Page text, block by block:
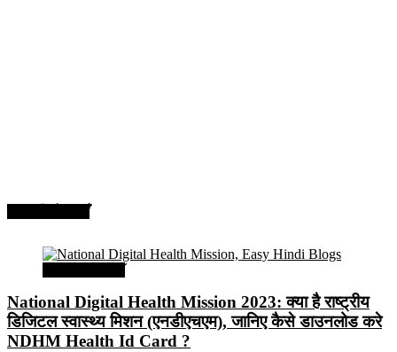
National Digital Health Mission 2023: क्या है राष्ट्रीय
डिजिटल स्वास्थ्य मिशन (एनडीएचएम), जानिए कैसे डाउनलोड करे
NDHM Health Id Card ?